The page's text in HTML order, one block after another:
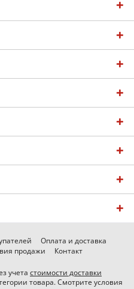
Оплата и доставка
продажи Контакт
учета стоимости доставки
товара. Смотрите условия